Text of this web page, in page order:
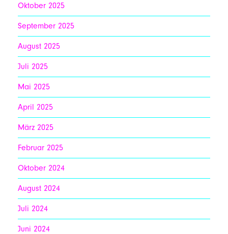
Oktober 2025
September 2025
August 2025
Juli 2025
Mai 2025
April 2025
März 2025
Februar 2025
Oktober 2024
August 2024
Juli 2024
Juni 2024